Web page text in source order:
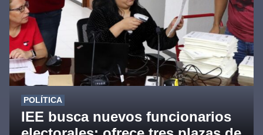
POLÍTICA
IEE busca nuevos funcionarios